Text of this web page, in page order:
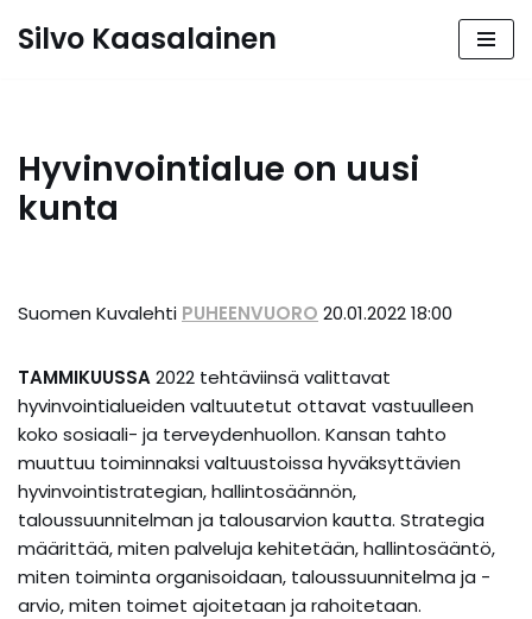
Silvo Kaasalainen
Hyvinvointialue on uusi
kunta
Suomen Kuvalehti PUHEENVUORO 20.01.2022 18:00
TAMMIKUUSSA2022 tehtäviinsä valittavat
hyvinvointialueiden valtuutetut ottavat vastuulleen
koko sosiaali- ja terveydenhuollon. Kansan tahto
muuttuu toiminnaksi valtuustoissa hyväksyttävien
hyvinvointistrategian, hallintosäännön,
taloussuunnitelman ja talousarvion kautta. Strategia
määrittää, miten palveluja kehitetään, hallintosääntö,
miten toiminta organisoidaan, taloussuunnitelma ja -
arvio, miten toimet ajoitetaan ja rahoitetaan.